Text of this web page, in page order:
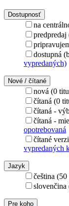
Dostupnosť
na
dostupná
vypredaných)
Nové / čítané
nová (0
čítaná (0
čítaná -
čítaná -
opotrebovaná
čítané
vypredaných
Jazyk
čeština
Pre koho